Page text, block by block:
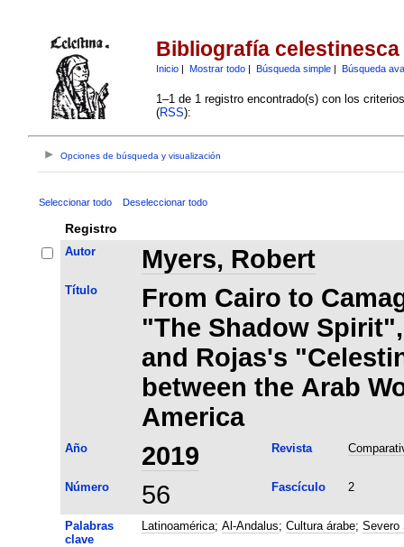
Bibliografía celestinesca
Inicio| Mostrar todo| Búsqueda simple| Búsqueda
1–1 de 1 registro encontrado(s) con los
(RSS):
Opciones de búsqueda y visualización
Seleccionar todo Deseleccionar todo
Registro
Autor Myers, Robert
Título
From Cairo to
"The Shadow
and Rojas's
between the Arab
America
Año 2019 Revista
Número 56 Fascículo 2
Palabras
clave
Latinoamérica; Al-Andalus; Cultura árabe; Severo